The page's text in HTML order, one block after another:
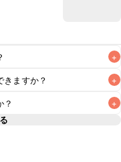
+
きますか？ +
いただけますが、メイ
省くと味がぼやける可
？ +
材なため、お子様や辛
く感じる可能性がござ
ましては普段のお子様